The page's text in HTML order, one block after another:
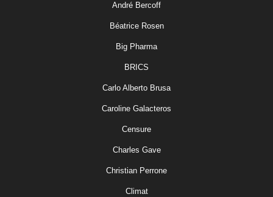
André Bercoff
Béatrice Rosen
Big Pharma
BRICS
Carlo Alberto Brusa
Caroline Galacteros
Censure
Charles Gave
Christian Perrone
Climat